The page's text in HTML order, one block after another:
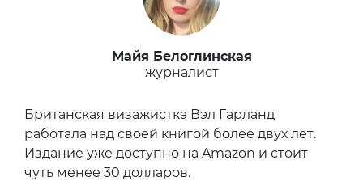
Майя Белоглинская
журналист
Британская визажистка Вэл Гарланд
работала над своей книгой более двух лет.
Издание уже доступно на Amazon и стоит
чуть менее 30 долларов.